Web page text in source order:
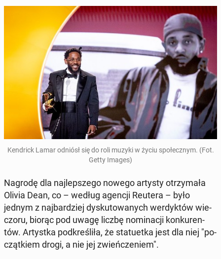
Ken­drick Lamar odniósł się do roli muzyki w życiu spo­łecz­nym. (Fot.
Getty Images)
Nagrodę dla naj­lep­sze­go nowego artysty otrzy­ma­ła
Olivia Dean, co – według agencji Reutera – było
jednym z naj­bar­dziej dys­ku­to­wa­nych wer­dyk­tów wie­
czo­ru, biorąc pod uwagę liczbę no­mi­na­cji kon­ku­ren­
tów. Ar­tyst­ka pod­kre­śli­ła, że sta­tu­et­ka jest dla niej "po­
cząt­kiem drogi, a nie jej zwień­cze­niem".